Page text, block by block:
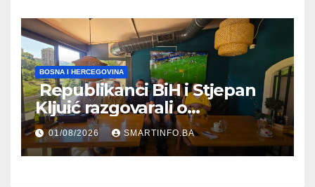
BOSNA I HERCEGOVINA
Republikanci BiH i Stjepan
Kljuić razgovarali o
evropskom putu Bosne i
Hercegovine
01/08/2026 SMARTINFO.BA